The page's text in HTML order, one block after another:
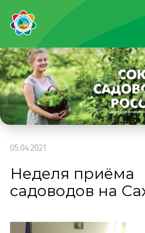
05.04.2021
Неделя приёма
садоводов на